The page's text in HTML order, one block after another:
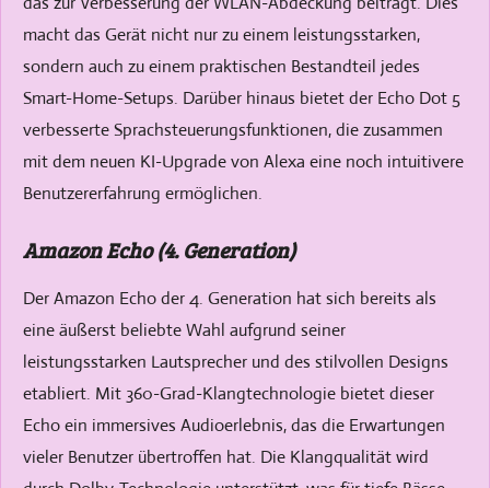
macht das Gerät nicht nur zu einem leistungsstarken,
sondern auch zu einem praktischen Bestandteil jedes
Smart-Home-Setups. Darüber hinaus bietet der Echo Dot 5
verbesserte Sprachsteuerungsfunktionen, die zusammen
mit dem neuen KI-Upgrade von Alexa eine noch intuitivere
Benutzererfahrung ermöglichen.
Amazon Echo (4. Generation)
Der Amazon Echo der 4. Generation hat sich bereits als
eine äußerst beliebte Wahl aufgrund seiner
leistungsstarken Lautsprecher und des stilvollen Designs
etabliert. Mit 360-Grad-Klangtechnologie bietet dieser
Echo ein immersives Audioerlebnis, das die Erwartungen
vieler Benutzer übertroffen hat. Die Klangqualität wird